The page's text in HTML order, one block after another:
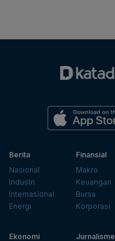
Berita
Nasional
Industri
Internasional
Energi
Finansial
Makro
Keuangan
Bursa
Korporasi
Ekonomi
Jurnalisme